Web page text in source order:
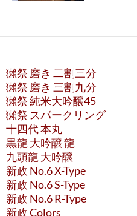
獺祭 磨き 二割三分
獺祭 磨き 三割九分
獺祭 純米大吟醸45
獺祭 スパークリング
十四代 本丸
黒龍 大吟醸 龍
九頭龍 大吟醸
新政 No.6 X-Type
新政 No.6 S-Type
新政 No.6 R-Type
新政 Colors